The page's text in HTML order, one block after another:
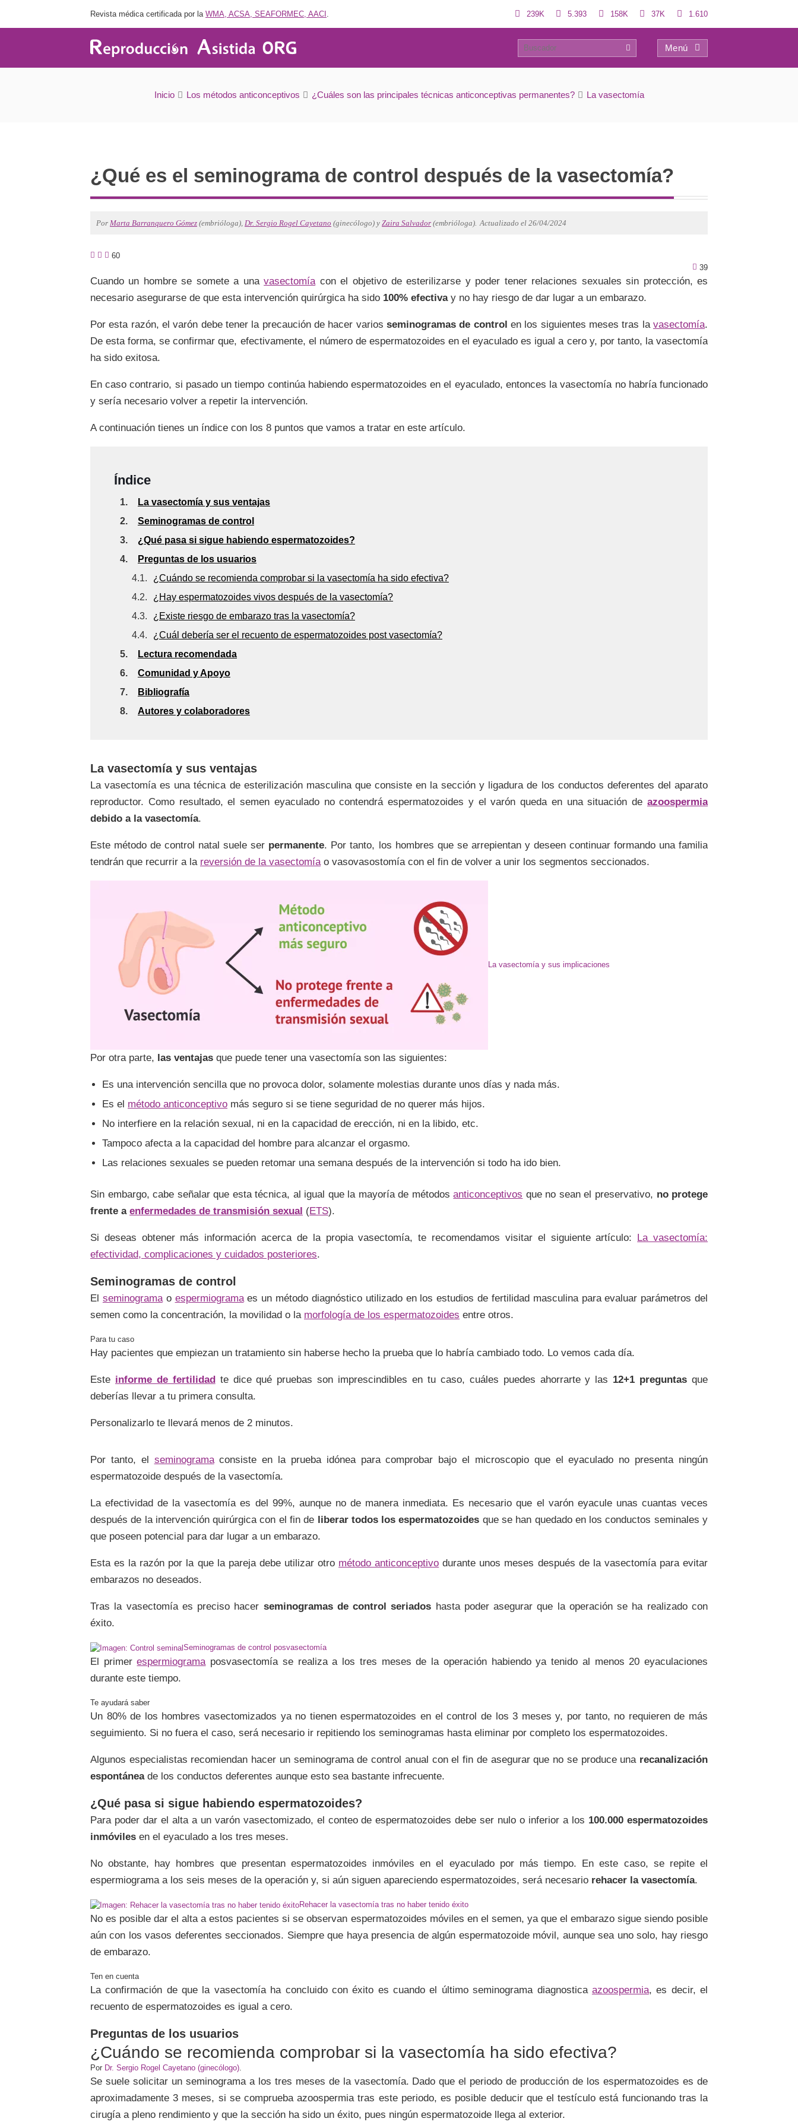
Revista médica certificada por la WMA, ACSA, SEAFORMEC, AACI . 239K 5.393 158K 37K 1.610
Menú
¿Qué es el seminograma de control después de la vasectomía?
60 39
Inicio Los métodos anticonceptivos ¿Cuáles son las principales técnicas anticonceptivas permanentes? La vasectomía
¿Qué es el seminograma de control después de la vasectomía?
Por Marta Barranquero Gómez (embrióloga), Dr. Sergio Rogel Cayetano (ginecólogo) y Zaira Salvador (embrióloga). Actualizado el 26/04/2024
60
39
Cuando un hombre se somete a unavasectomíacon el objetivo de esterilizarse y poder tener relaciones sexuales sin protección, es
necesario asegurarse de que esta intervención quirúrgica ha sido 100% efectivay no hay riesgo de dar lugar a un embarazo.
Por esta razón, el varón debe tener la precaución de hacer varios seminogramas de control en los siguientes meses tras lavasectomía.
De esta forma, se confirmar que, efectivamente, el número de espermatozoides en el eyaculado es igual a cero y, por tanto, la vasectomía
ha sido exitosa.
En caso contrario, si pasado un tiempo continúa habiendo espermatozoides en el eyaculado, entonces la vasectomía no habría funcionado
y sería necesario volver a repetir la intervención.
A continuación tienes un índice con los 8 puntos que vamos a tratar en este artículo.
Índice
1.
La vasectomía y sus ventajas
2.
Seminogramas de control
3.
¿Qué pasa si sigue habiendo espermatozoides?
4.
Preguntas de los usuarios
4.1.
¿Cuándo se recomienda comprobar si la vasectomía ha sido efectiva?
4.2.
¿Hay espermatozoides vivos después de la vasectomía?
4.3.
¿Existe riesgo de embarazo tras la vasectomía?
4.4.
¿Cuál debería ser el recuento de espermatozoides post vasectomía?
5.
Lectura recomendada
6.
Comunidad y Apoyo
7.
Bibliografía
8.
Autores y colaboradores
La vasectomía y sus ventajas
La vasectomía es una técnica de esterilización masculina que consiste en la sección y ligadura de los conductos deferentes del aparato
reproductor. Como resultado, el semen eyaculado no contendrá espermatozoides y el varón queda en una situación de azoospermia
debido a la vasectomía.
Este método de control natal suele ser permanente. Por tanto, los hombres que se arrepientan y deseen continuar formando una familia
tendrán que recurrir a la reversión de la vasectomíao vasovasostomía con el fin de volver a unir los segmentos seccionados.
La vasectomía y sus implicaciones
Por otra parte, las ventajas que puede tener una vasectomía son las siguientes:
Es una intervención sencilla que no provoca dolor, solamente molestias durante unos días y nada más.
Es el método anticonceptivo más seguro si se tiene seguridad de no querer más hijos.
No interfiere en la relación sexual, ni en la capacidad de erección, ni en la libido, etc.
Tampoco afecta a la capacidad del hombre para alcanzar el orgasmo.
Las relaciones sexuales se pueden retomar una semana después de la intervención si todo ha ido bien.
Sin embargo, cabe señalar que esta técnica, al igual que la mayoría de métodosanticonceptivos que no sean el preservativo, no protege
frente a enfermedades de transmisión sexual (ETS).
Si deseas obtener más información acerca de la propia vasectomía, te recomendamos visitar el siguiente artículo: La vasectomía:
efectividad, complicaciones y cuidados posteriores.
Seminogramas de control
El seminogramao espermiogramaes un método diagnóstico utilizado en los estudios de fertilidad masculina para evaluar parámetros del
semen como la concentración, la movilidad o la morfología de los espermatozoides entre otros.
Hay pacientes que empiezan un tratamiento sin haberse hecho la prueba que lo habría cambiado todo. Lo vemos cada día.
Este informe de fertilidadte dice qué pruebas son imprescindibles en tu caso, cuáles puedes ahorrarte y las 12+1 preguntas que
deberías llevar a tu primera consulta.
Personalizarlo te llevará menos de 2 minutos.
Por tanto, el seminogramaconsiste en la prueba idónea para comprobar bajo el microscopio que el eyaculado no presenta ningún
espermatozoide después de la vasectomía.
La efectividad de la vasectomía es del 99%, aunque no de manera inmediata. Es necesario que el varón eyacule unas cuantas veces
después de la intervención quirúrgica con el fin de liberar todos los espermatozoides que se han quedado en los conductos seminales y
que poseen potencial para dar lugar a un embarazo.
Esta es la razón por la que la pareja debe utilizar otro método anticonceptivo durante unos meses después de la vasectomía para evitar
embarazos no deseados.
Tras la vasectomía es preciso hacer seminogramas de control seriados hasta poder asegurar que la operación se ha realizado con
éxito.
Seminogramas de control posvasectomía
El primerespermiogramaposvasectomía se realiza a los tres meses de la operación habiendo ya tenido al menos 20 eyaculaciones
durante este tiempo.
Un 80% de los hombres vasectomizados ya no tienen espermatozoides en el control de los 3 meses y, por tanto, no requieren de más
seguimiento. Si no fuera el caso, será necesario ir repitiendo los seminogramas hasta eliminar por completo los espermatozoides.
Algunos especialistas recomiendan hacer un seminograma de control anual con el fin de asegurar que no se produce una recanalización
espontáneade los conductos deferentes aunque esto sea bastante infrecuente.
¿Qué pasa si sigue habiendo espermatozoides?
Para poder dar el alta a un varón vasectomizado, el conteo de espermatozoides debe ser nulo o inferior a los 100.000 espermatozoides
inmóviles en el eyaculado a los tres meses.
No obstante, hay hombres que presentan espermatozoides inmóviles en el eyaculado por más tiempo. En este caso, se repite el
espermiograma a los seis meses de la operación y, si aún siguen apareciendo espermatozoides, será necesario rehacer la vasectomía.
Rehacer la vasectomía tras no haber tenido éxito
No es posible dar el alta a estos pacientes si se observan espermatozoides móviles en el semen, ya que el embarazo sigue siendo posible
aún con los vasos deferentes seccionados. Siempre que haya presencia de algún espermatozoide móvil, aunque sea uno solo, hay riesgo
de embarazo.
La confirmación de que la vasectomía ha concluido con éxito es cuando el último seminograma diagnostica azoospermia, es decir, el
recuento de espermatozoides es igual a cero.
Preguntas de los usuarios
¿Cuándo se recomienda comprobar si la vasectomía ha sido efectiva?
Por Dr. Sergio Rogel Cayetano (ginecólogo).
Se suele solicitar un seminograma a los tres meses de la vasectomía. Dado que el periodo de producción de los espermatozoides es de
aproximadamente 3 meses, si se comprueba azoospermia tras este periodo, es posible deducir que el testículo está funcionando tras la
cirugía a pleno rendimiento y que la sección ha sido un éxito, pues ningún espermatozoide llega al exterior.